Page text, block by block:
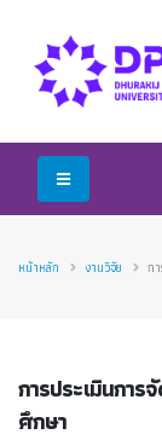
หน้าหลัก งานวิจัย ก
การประเมินการ
ศึกษา